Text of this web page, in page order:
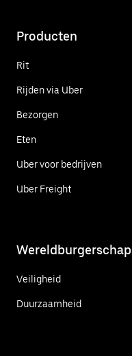
Producten
Rit
Rijden via Uber
Bezorgen
Eten
Uber voor bedrijven
Uber Freight
Wereldburgerschap
Veiligheid
Duurzaamheid